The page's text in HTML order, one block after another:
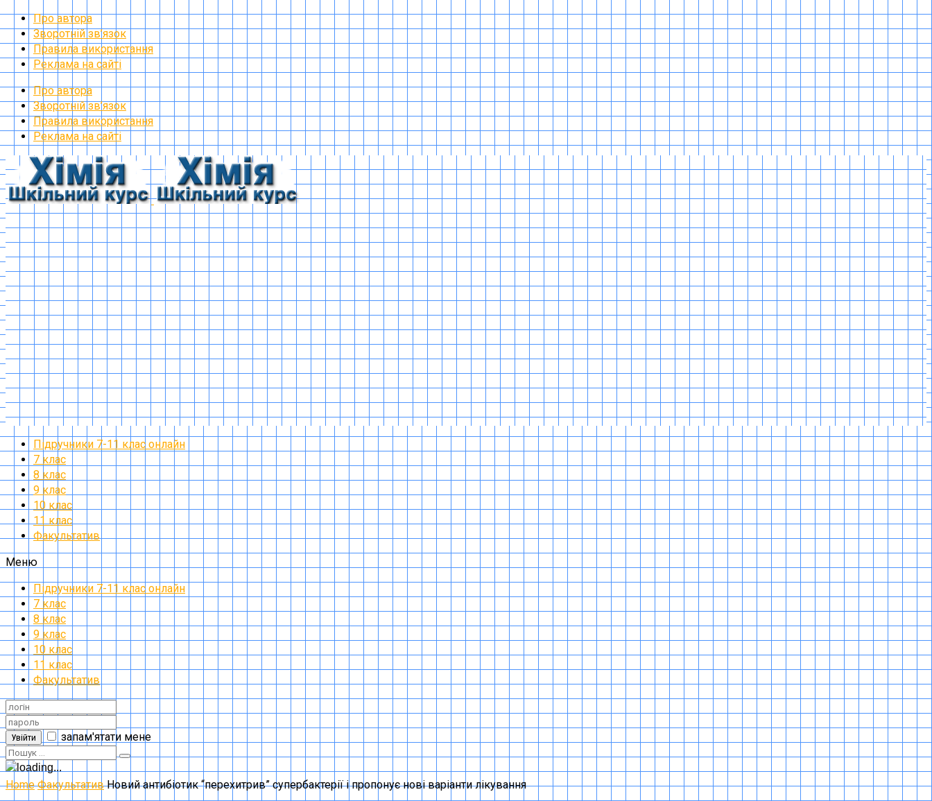
Про автора
Зворотній зв’язок
Правила використання
Реклама на сайті
Про автора
Зворотній зв’язок
Правила використання
Реклама на сайті
Підручники 7-11 клас онлайн
7 клас
8 клас
9 клас
10 клас
11 клас
Факультатив
Меню
Підручники 7-11 клас онлайн
7 клас
8 клас
9 клас
10 клас
11 клас
Факультатив
Увійти запам'ятати мене
Home Факультатив Новий антибіотик “перехитрив” супербактерії і пропонує нові варіанти лікування